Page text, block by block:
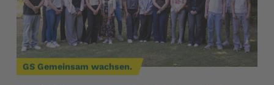
GS Gemeinsam wachsen.